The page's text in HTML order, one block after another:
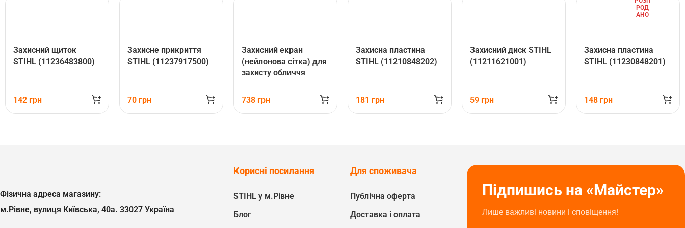
Захисний щиток
STIHL (11236483800)
142 грн
Захисне прикриття
STIHL (11237917500)
70 грн
Захисний екран
(нейлонова сітка) для
захисту обличчя
738 грн
Захисна пластина
STIHL (11210848202)
181 грн
Захисний диск STIHL
(11211621001)
59 грн
РОД
АНО
Захисна пластина
STIHL (11230848201)
148 грн
Фізична адреса магазину:
м.Рівне, вулиця Київська, 40а. 33027 Україна
Корисні посилання
STIHL у м.Рівне
Блог
Для споживача
Публічна оферта
Доставка і оплата
Підпишись на «Майстер»
Лише важливі новини і сповіщення!